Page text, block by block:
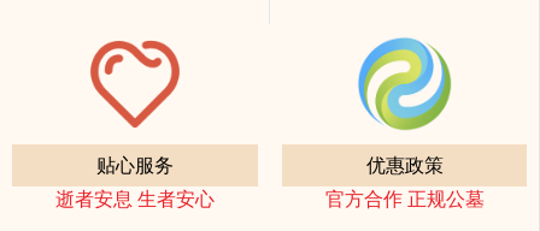
贴心服务
逝者安息 生者安心
优惠政策
官方合作 正规公墓